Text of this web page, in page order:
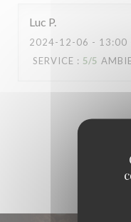
Luc P
2024-12-06 - 13:00
SERVICE : 5/5